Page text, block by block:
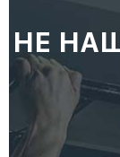
НЕ